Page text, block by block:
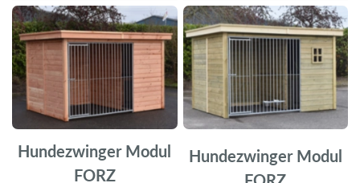
Hundezwinger Modul
FORZ
Hundezwinger Modul